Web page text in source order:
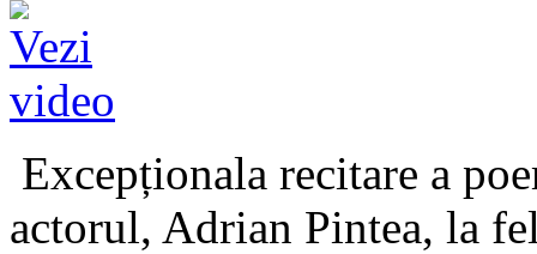
Excepționala recitare a
actorul, Adrian Pintea, la